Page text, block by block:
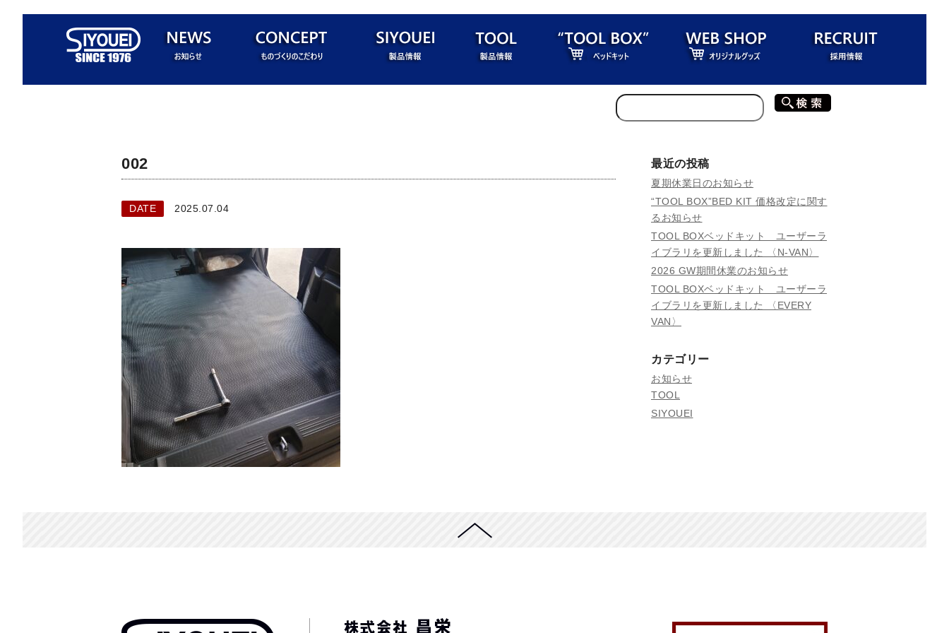
002
DATE 2025.07.04
最近の投稿
夏期休業日のお知らせ
“TOOL BOX”BED KIT 価格改定に関す
るお知らせ
TOOL BOXベッドキット ユーザーラ
イブラリを更新しました 〈N-VAN〉
2026 GW期間休業のお知らせ
TOOL BOXベッドキット ユーザーラ
イブラリを更新しました 〈EVERY
VAN〉
カテゴリー
お知らせ
TOOL
SIYOUEI